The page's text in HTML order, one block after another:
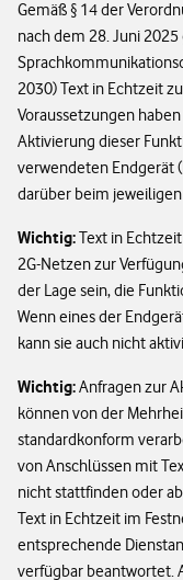
Gemäß § 14 der
nach dem 28. Juni
2030) Text in Echtzeit
Voraussetzungen
Aktivierung dieser
verwendeten Endgerät
darüber beim
Wichtig:Text in
2G-Netzen zur
der Lage sein, die
Wenn eines der
kann sie auch nicht
Wichtig:Anfragen zur
können von der
standardkonform
von Anschlüssen mit
nicht stattfinden oder
Text in Echtzeit im
entsprechende
verfügbar beantwortet.